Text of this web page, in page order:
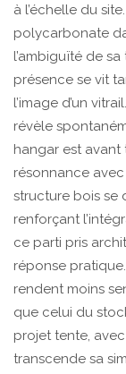
à l’échelle du
polycarbonate
l’ambiguïté de
présence se vit
l’image d’un
révèle
hangar est
résonnance
structure bois se
renforçant
ce parti pris
réponse
rendent moins
que celui du
projet tente,
transcende sa